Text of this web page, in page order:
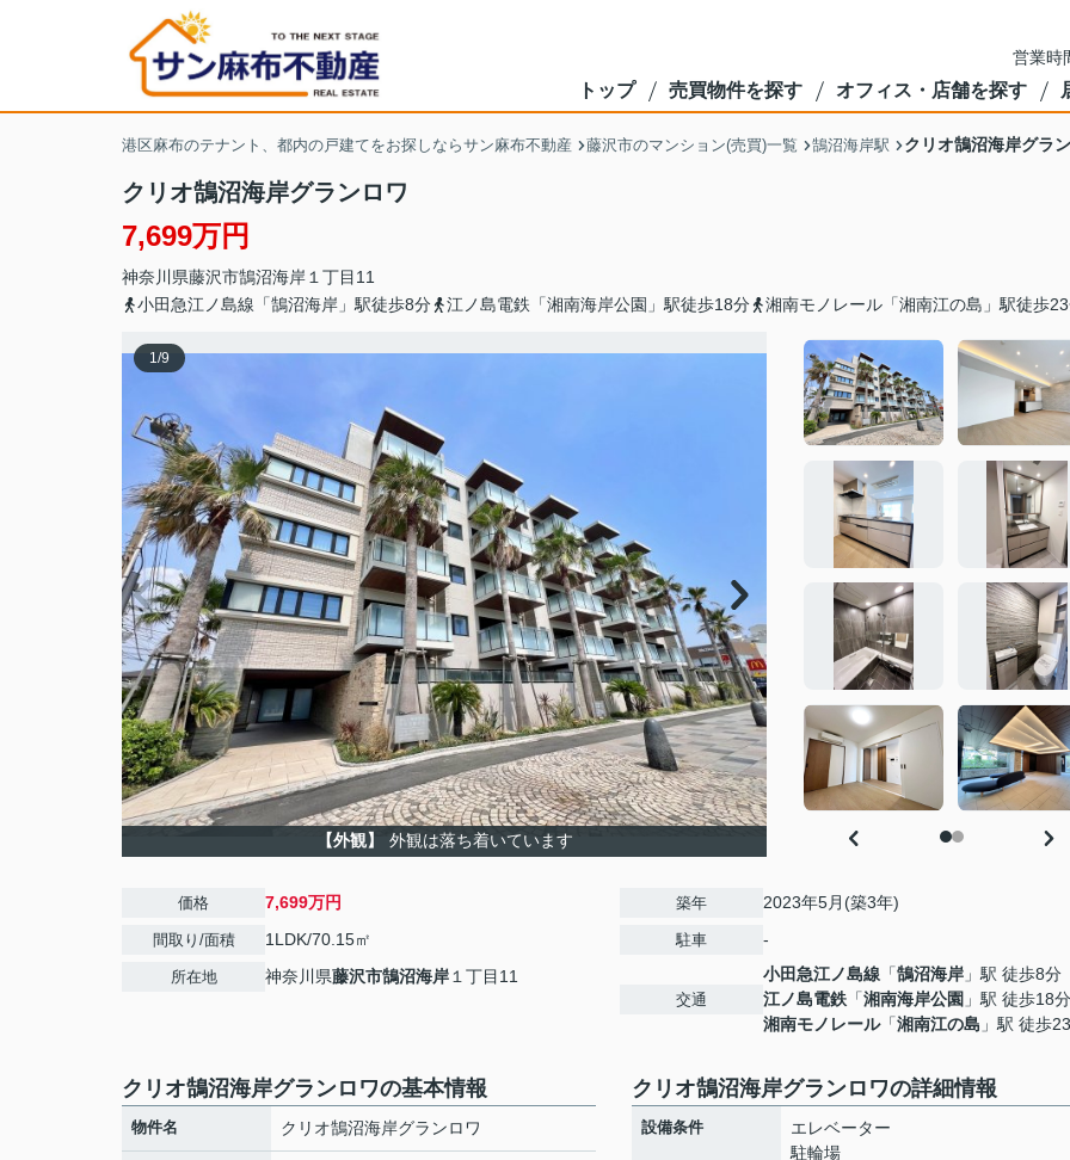
営業時
トップ 売買物件を探す オフィス・店舗を探す
港区麻布のテナント、都内の戸建てをお探しならサン麻布不動産 藤沢市のマンション(売買)一覧 鵠沼海岸駅 クリオ鵠沼海岸グラ
クリオ鵠沼海岸グランロワ
7,699万円
神奈川県藤沢市鵠沼海岸 １丁目11
小田急江ノ島線「鵠沼海岸」駅徒歩8分
江ノ島電鉄「湘南海岸公園」駅徒歩18分 湘南モノレール「湘南江の島」駅徒歩
1/9
【外観】 外観は落ち着いています
価格 7,699万円
間取り/面積 1LDK/70.15㎡
所在地 神奈川県藤沢市鵠沼海岸 １丁目11
築年 2023年5月(築3年)
駐車 -
交通
小田急江ノ島線 「鵠沼海岸 」駅 徒歩8分
江ノ島電鉄 「湘南海岸公園 」駅 徒歩18分
湘南モノレール「湘南江の島 」駅 徒歩
クリオ鵠沼海岸グランロワの基本情報
物件名 クリオ鵠沼海岸グランロワ
クリオ鵠沼海岸グランロワの詳細情報
設備条件
エレベーター
駐輪場